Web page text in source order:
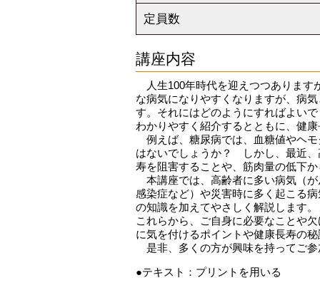
定員数
講座内容
人生100年時代を迎えつつあります
な病気になりやすくなりますが、病
す。それにはどのようにすればよい
わかりやすく紹介するとともに、健
例えば、糖尿病では、血糖値やヘ
はないでしょうか？ しかし、最近、
寿を阻害することや、筋肉量の低下
本講座では、高齢者に多い病気（
感染症など）や災害時に多く起こる
の知識を加えてやさしく解説します
これらから、ご自身に必要なことや
に気を付けるポイントや健康長寿の
是非、多くの方が興味を持ってご
●テキスト： プリントを用いる